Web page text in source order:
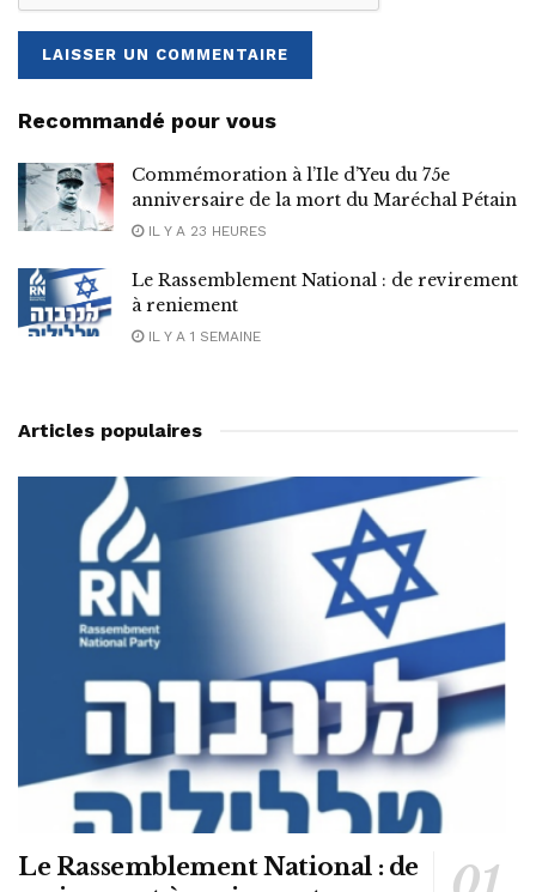
Recommandé pour vous
Commémoration à l’Ile d’Yeu du 75e
anniversaire de la mort du Maréchal Pétain
IL Y A 23 HEURES
Le Rassemblement National : de revirement
à reniement
IL Y A 1 SEMAINE
Articles populaires
Le Rassemblement National : de